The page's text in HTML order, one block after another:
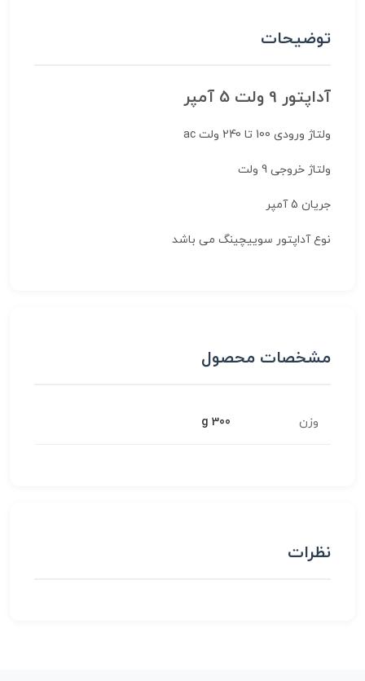
توضیحات
آداپتور 9 ولت 5 آمپر
ولتاژ ورودی 100 تا 240 ولت ac
ولتاژ خروجی 9 ولت
جریان 5 آمپر
نوع آداپتور سوییچینگ می باشد
مشخصات محصول
وزن 300 g
نظرات